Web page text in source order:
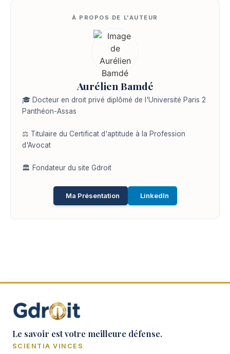
Aurélien Bamdé
🎓 Docteur en droit privé diplômé de l'Université Paris 2
Panthéon-Assas
⚖️ Titulaire du Certificat d'aptitude à la Profession
d'Avocat
🏛️ Fondateur du site Gdroit
Ma Présentation LinkedIn
Le savoir est votre meilleure défense.
SCIENTIA VINCES